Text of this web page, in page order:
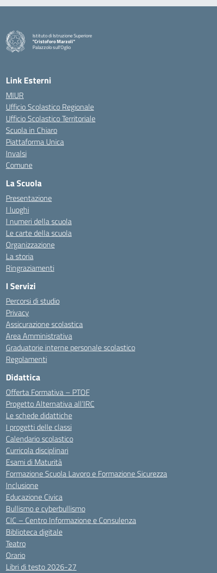
Istituto di Istruzione Superiore
"Cristoforo Marzoli"
Palazzolo sull'Oglio
— Visita la pagina iniziale della scuola
Link Esterni
MIUR
Ufficio Scolastico Regionale
Ufficio Scolastico Territoriale
Scuola in Chiaro
Piattaforma Unica
Invalsi
Comune
La Scuola
Presentazione
I luoghi
I numeri della scuola
Le carte della scuola
Organizzazione
La storia
Ringraziamenti
I Servizi
Percorsi di studio
Privacy
Assicurazione scolastica
Area Amministrativa
Graduatorie interne personale scolastico
Regolamenti
Didattica
Offerta Formativa – PTOF
Progetto Alternativa all’IRC
Le schede didattiche
I progetti delle classi
Calendario scolastico
Curricola disciplinari
Esami di Maturità
Formazione Scuola Lavoro e Formazione Sicurezza
Inclusione
Educazione Civica
Bullismo e cyberbullismo
CIC – Centro Informazione e Consulenza
Biblioteca digitale
Teatro
Orario
Libri di testo 2026-27